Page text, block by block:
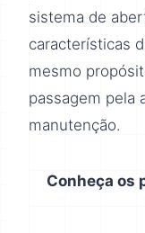
sistema de
características
mesmo
passagem pela
manutenção.
Conheça os